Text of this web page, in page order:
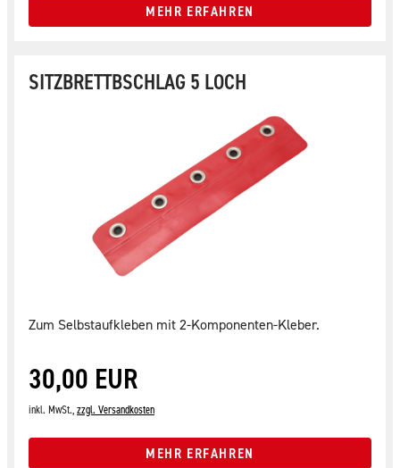
MEHR ERFAHREN
SITZBRETTBSCHLAG 5 LOCH
Zum Selbstaufkleben mit 2-Komponenten-Kleber.
30,00 EUR
inkl. MwSt.,zzgl. Versandkosten
MEHR ERFAHREN